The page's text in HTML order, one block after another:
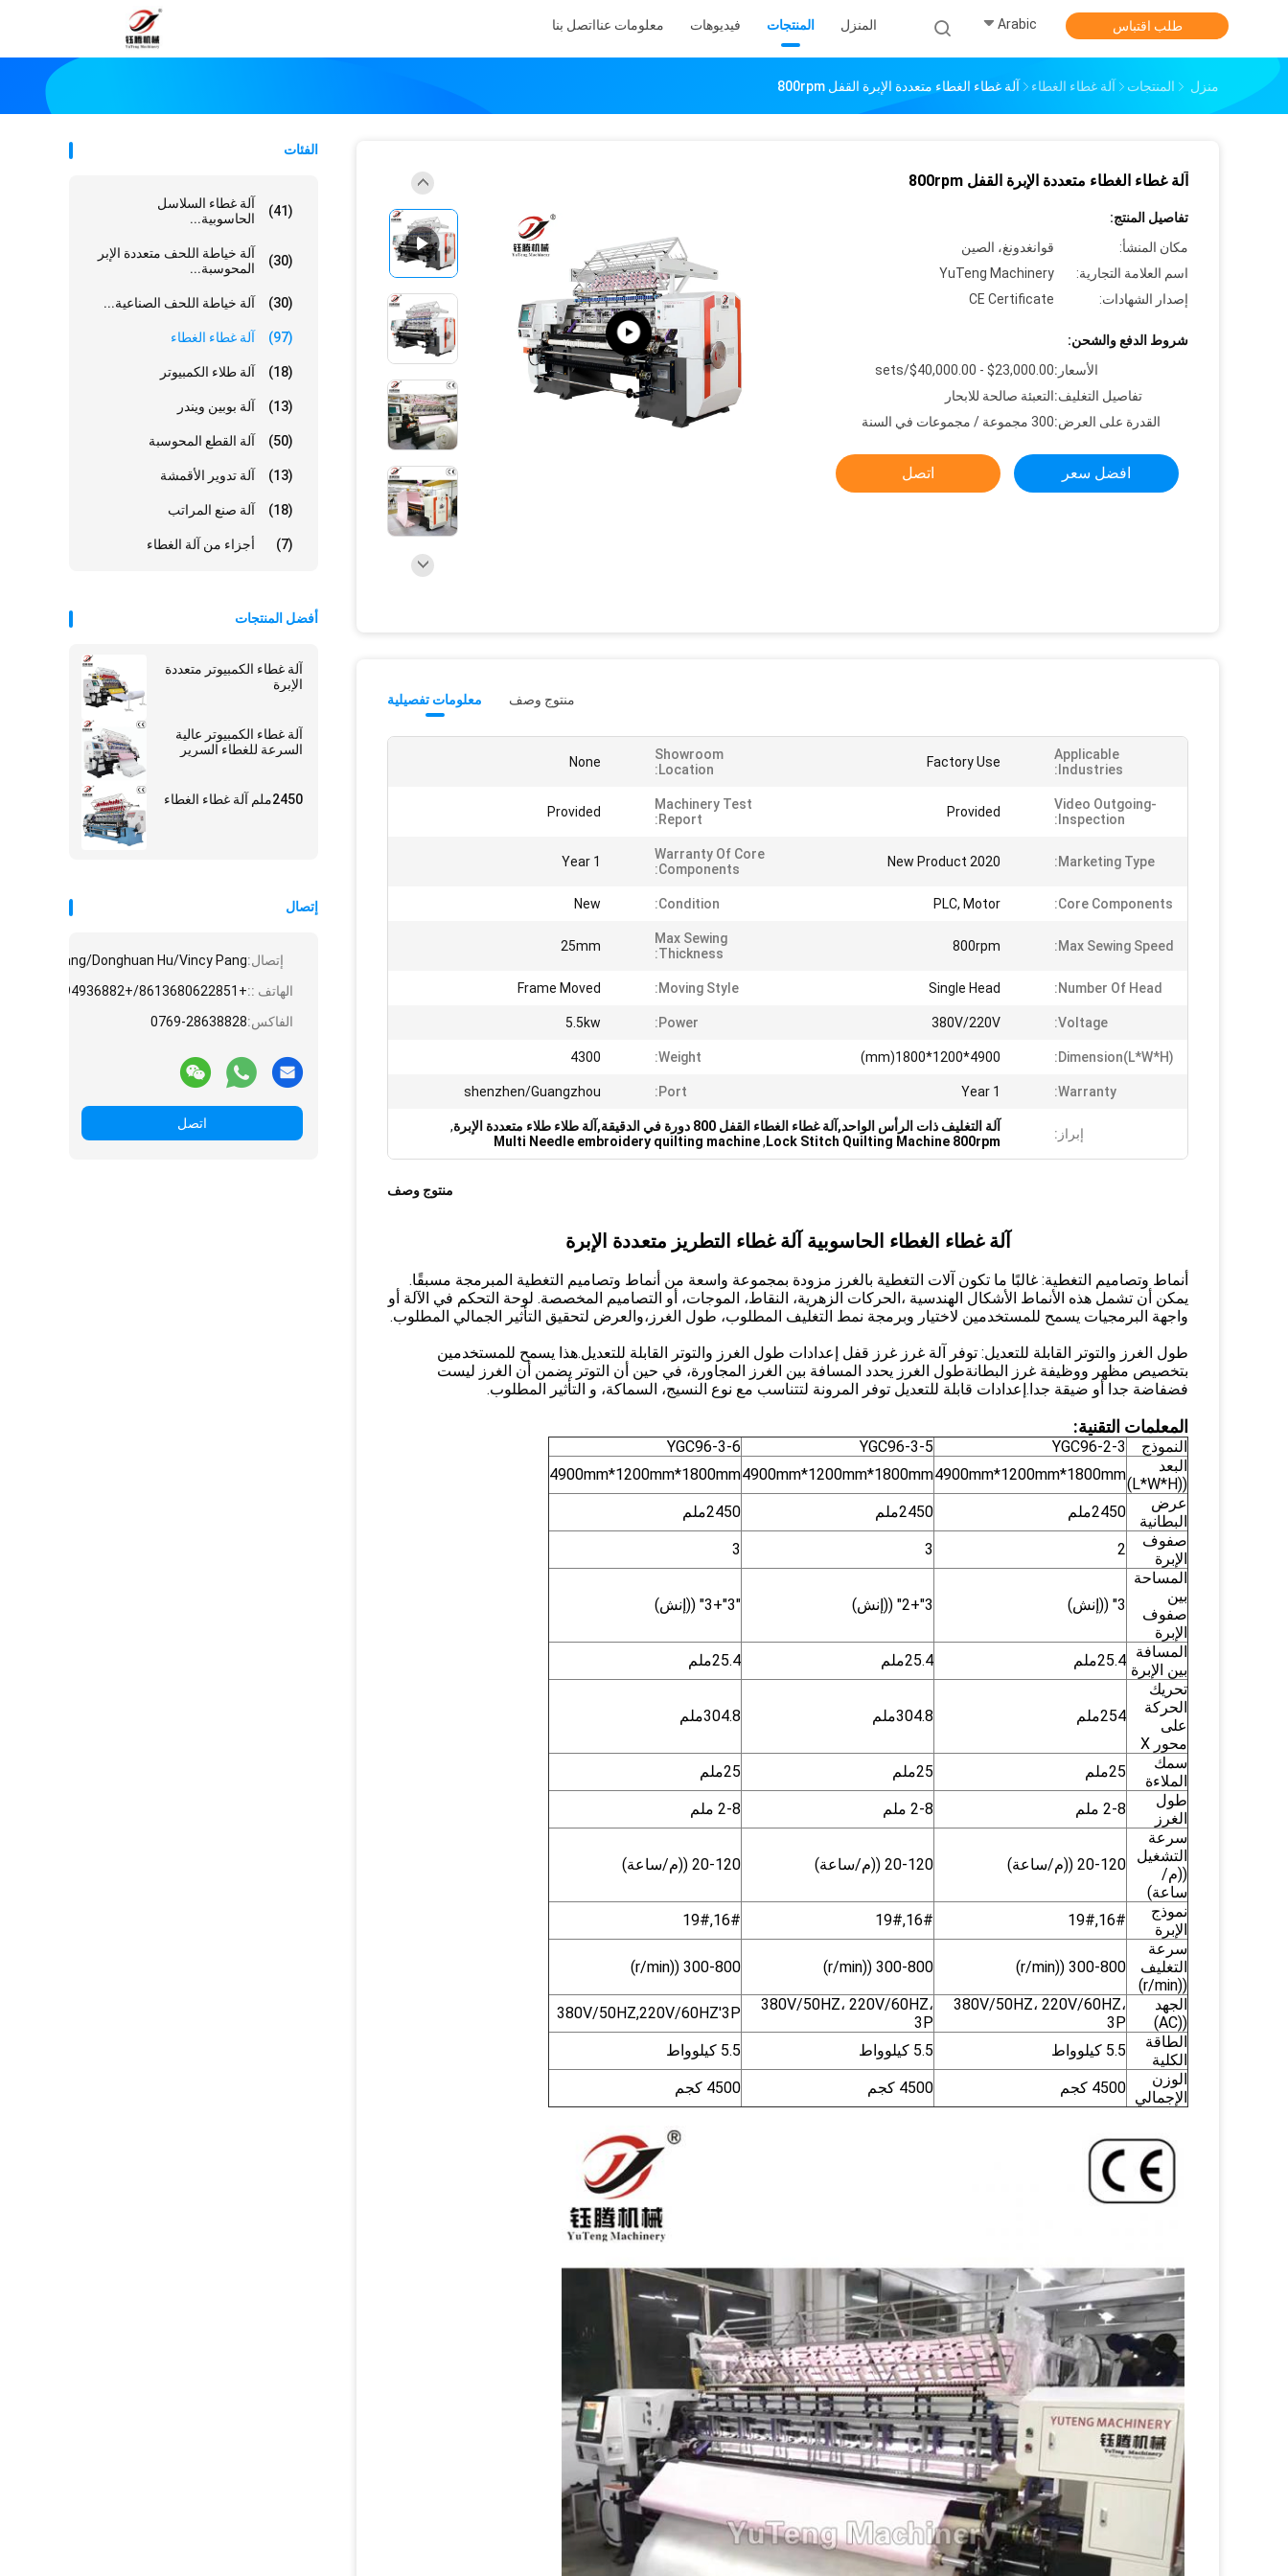
المنزل المنتجات فيديوهات معلومات عنااتصل بنا Arabic طلب اقتباس
منزل المنتجات آلة غطاء الغطاء آلة غطاء الغطاء متعددة الإبرة القفل 800rpm
الفئات
آلة غطاء السلاسل
الحاسوبية...
(41)
آلة خياطة اللحف متعددة الإبر
المحوسبة...
(30)
آلة خياطة اللحف الصناعية... (30)
آلة غطاء الغطاء (97)
آلة طلاء الكمبيوتر (18)
آلة بوبين ويندر (13)
آلة القطع المحوسبة (50)
آلة تدوير الأقمشة (13)
آلة صنع المراتب (18)
أجزاء من آلة الغطاء (7)
أفضل المنتجات
آلة غطاء الكمبيوتر متعددة
الإبرة
آلة غطاء الكمبيوتر عالية
السرعة للغطاء السرير
2450ملم آلة غطاء الغطاء
إتصال
إتصال:Huang/Donghuan Hu/Vincy Pang
الهاتف ::+8613680622851/+8613794936882/+8615975861828/+8618775545882
الفاكس:0769-28638828
اتصل
آلة غطاء الغطاء متعددة الإبرة القفل 800rpm
تفاصيل المنتج:
مكان المنشأ:
قوانغدونغ، الصين
اسم العلامة التجارية:
YuTeng Machinery
إصدار الشهادات:
CE Certificate
شروط الدفع والشحن:
الأسعار:$23,000.00 - $40,000.00/sets
تفاصيل التغليف:التعبئة صالحة للابحار
القدرة على العرض:300 مجموعة / مجموعات في السنة
افضل سعر اتصل
معلومات تفصيلية منتوج وصف
Applicable
Industries:
Factory Use
Showroom
Location:
None
Video Outgoing-
Inspection:
Provided
Machinery Test
Report:
Provided
Marketing Type:
New Product 2020
Warranty Of Core
Components:
1 Year
Core Components:
PLC, Motor
Condition:
New
Max Sewing Speed:
800rpm
Max Sewing
Thickness:
25mm
Number Of Head:
Single Head
Moving Style:
Frame Moved
Voltage:
380V/220V
Power:
5.5kw
Dimension(L*W*H):
4900*1200*1800(mm)
Weight:
4300
Warranty:
1 Year
Port:
shenzhen/Guangzhou
إبراز: آلة التغليف ذات الرأس الواحد,آلة غطاء الغطاء القفل 800 دورة في الدقيقة,آلة طلاء طلاء متعددة الإبرة
,
Lock Stitch Quilting Machine 800rpm
,
Multi Needle embroidery quilting machine
منتوج وصف
آلة غطاء الغطاء الحاسوبية آلة غطاء التطريز متعددة الإبرة
أنماط وتصاميم التغطية: غالبًا ما تكون آلات التغطية بالغرز مزودة بمجموعة واسعة من أنماط وتصاميم التغطية المبرمجة مسبقًا.
يمكن أن تشمل هذه الأنماط الأشكال الهندسية ،الحركات الزهرية، النقاط، الموجات، أو التصاميم المخصصة. لوحة التحكم في الآلة أو
واجهة البرمجيات يسمح للمستخدمين لاختيار وبرمجة نمط التغليف المطلوب، طول الغرز،والعرض لتحقيق التأثير الجمالي المطلوب.
طول الغرز والتوتر القابلة للتعديل: توفر آلة غرز غرز قفل إعدادات طول الغرز والتوتر القابلة للتعديل.هذا يسمح للمستخدمين
بتخصيص مظهر ووظيفة غرز البطانةطول الغرز يحدد المسافة بين الغرز المجاورة، في حين أن التوتر يضمن أن الغرز ليست
فضفاضة جدا أو ضيقة جدا.إعدادات قابلة للتعديل توفر المرونة لتتناسب مع نوع النسيج، السماكة، و التأثير المطلوب.
المعلمات التقنية:
النموذج YGC96-2-3
YGC96-3-5
YGC96-3-6
البعد
((L*W*H)
4900mm*1200mm*1800mm
4900mm*1200mm*1800mm
4900mm*1200mm*1800mm
عرض
البطانية
2450ملم 2450ملم
2450ملم
صفوف
الإبرة
2
3
3
المساحة
بين
صفوف
الإبرة
3" ((إنش) 3"+2" ((إنش) "3"+3" ((إنش)
المسافة
بين الإبرة
25.4ملم 25.4ملم
25.4ملم
تحريك
الحركة
على
محور X
254ملم 304.8ملم 304.8ملم
سمك
الملاءة
25ملم 25ملم
25ملم
طول
الغرز
2-8 ملم 2-8 ملم
2-8 ملم
سرعة
التشغيل
((م/
ساعة)
20-120 ((م/ساعة) 20-120 ((م/ساعة) 20-120 ((م/ساعة)
نموذج
الإبرة
16#,19#
16#,19#
16#,19#
سرعة
التغليف
((r/min)
300-800 ((r/min)
300-800 ((r/min)
300-800 ((r/min)
الجهد
((AC)
380V/50HZ، 220V/60HZ،
3P
380V/50HZ، 220V/60HZ،
3P
380V/50HZ,220V/60HZ'3P
الطاقة
الكلية
5.5 كيلوواط 5.5 كيلوواط
5.5 كيلوواط
الوزن
الإجمالي
4500 كجم 4500 كجم 4500 كجم